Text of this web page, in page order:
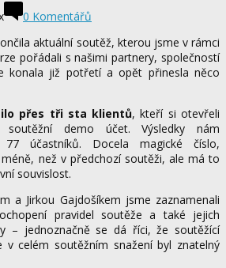
0 Komentářů
aktuální soutěž, kterou jsme v rámci
pořádali s našimi partnery, společností
konala již potřetí a opět přinesla něco
přes tři sta klientů, kteří si otevřeli
demo účet. Výsledky nám
účastníků. Docela magické číslo,
než v předchozí soutěži, ale má to
souvislost.
a Jirkou Gajdošíkem jsme zaznamenali
pravidel soutěže a také jejich
– jednoznačně se dá říci, že soutěžící
v celém soutěžním snažení byl znatelný